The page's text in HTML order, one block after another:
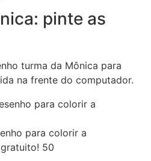
pinte as
turma da Mônica para
na frente do computador.
para colorir a
50